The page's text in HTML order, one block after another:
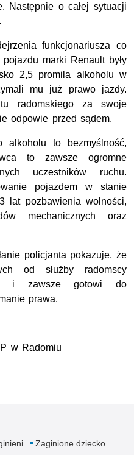
Następnie o całej sytuacji
funkcjonariusza co
marki Renault były
2,5 promila alkoholu w
mu już prawo jazdy.
radomskiego za swoje
odpowie przed sądem.
alkoholu to bezmyślność,
to zawsze ogromne
uczestników ruchu.
pojazdem w stanie
lat pozbawienia wolności,
mechanicznych oraz
policjanta pokazuje, że
od służby radomscy
i zawsze gotowi do
prawa.
w Radomiu
Zaginione dziecko